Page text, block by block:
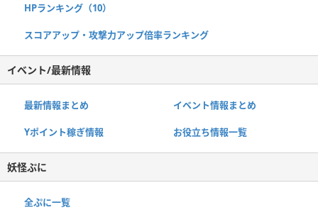
HPランキング（10）
スコアアップ・攻撃力アップ倍率ランキング
イベント/最新情報
最新情報まとめ イベント情報まとめ
Yポイント稼ぎ情報 お役立ち情報一覧
妖怪ぷに
全ぷに一覧